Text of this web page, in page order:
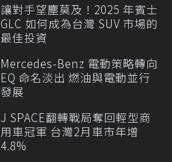
讓對手望塵莫及！2025 年賓士
GLC 如何成為台灣 SUV 市場的
最佳投資
Mercedes-Benz 電動策略轉向
EQ 命名淡出 燃油與電動並行
發展
J SPACE翻轉戰局奪回輕型商
用車冠軍 台灣2月車市年增
4.8%